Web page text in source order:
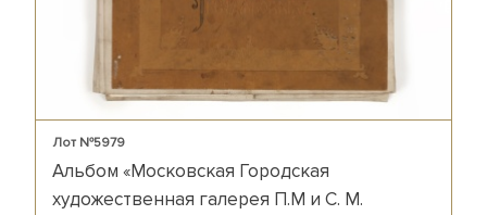
Лот №5979
Альбом «Московская Городская
художественная галерея П.М и С. М.